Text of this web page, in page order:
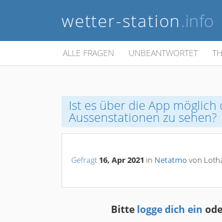
wetter-station.info
ALLE FRAGEN UNBEANTWORTET
Ist es über die App
Aussenstationen zu sehen?
Gefragt 16, Apr 2021 in Netatmo von
Bitte logge dich ein